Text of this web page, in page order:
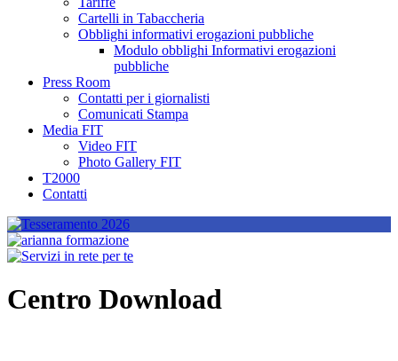
Cartelli in Tabaccheria
Obblighi informativi erogazioni pubbliche
Modulo obblighi Informativi erogazioni
pubbliche
Press Room
Contatti per i giornalisti
Comunicati Stampa
Media FIT
Video FIT
Photo Gallery FIT
T2000
Contatti
Centro Download